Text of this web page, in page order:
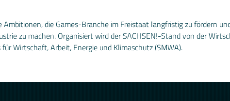
die Games-Branche im Freistaat langfristig zu fördern
zu machen. Organisiert wird der SACHSEN!-Stand von der
Wirtschaft, Arbeit, Energie und Klimaschutz (SMWA).